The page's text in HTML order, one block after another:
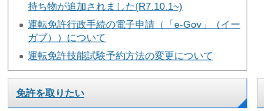
持ち物が追加されました(R7.10.1~)
運転免許行政手続の電子申請（「e-Gov」（イー
ガブ））について
運転免許技能試験予約方法の変更について
免許を取りたい